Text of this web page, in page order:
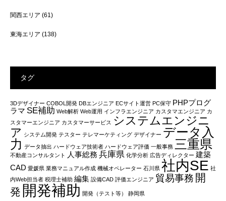
関西エリア (61)
東海エリア (138)
タグ
3Dデザイナー COBOL開発 DBエンジニア ECサイト運営 PC保守 PHPプログ
ラマ SE補助 Web解析 Web運用 インフラエンジニア カスタマエンジニア カ
スタマーエンジニア カスタマーサービス システムエンジニ
ア システム開発 テスター テレマーケティング デザイナー データ入
力 データ抽出 ハードウェア技術者 ハードウェア評価 一般事務 三重県
不動産コンサルタント 人事総務 兵庫県 化学分析 広告ディレクター 建築
CAD 愛媛県 業務マニュアル作成 機械オペレーター 石川県 社内SE 社
内Web担当者 税理士補助 編集 設備CAD 評価エンジニア 貿易事務 開
発 開発補助 開発（テスト等） 静岡県